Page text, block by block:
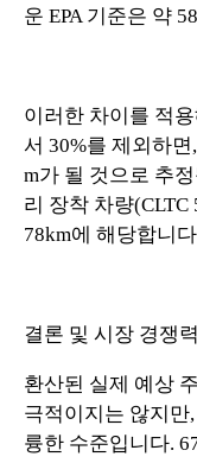
운 EPA 기준은 약
이러한 차이를 적
서 30%를 제외하
m가 될 것으로 추
리 장착 차량(CLTC
78km에 해당합니
결론 및 시장 경쟁력
환산된 실제 예상
극적이지는 않지만
륭한 수준입니다.